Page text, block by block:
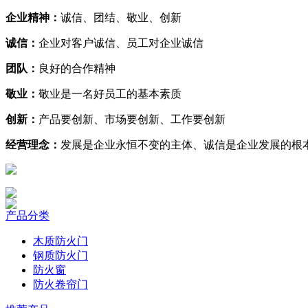
企业精神： 诚信、团结、敬业、创新
诚信： 企业对客户诚信、员工对企业诚信
团队： 良好的合作精神
敬业： 敬业是一名好员工的基本素质
创新： 产品要创新、市场要创新、工作要创新
经营理念： 发展是企业永恒不变的主体、诚信是企业发展的根
产品分类
木质防火门
钢质防火门
防火窗
防火卷帘门